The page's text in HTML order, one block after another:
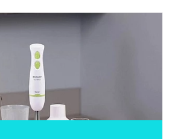
Подробнее